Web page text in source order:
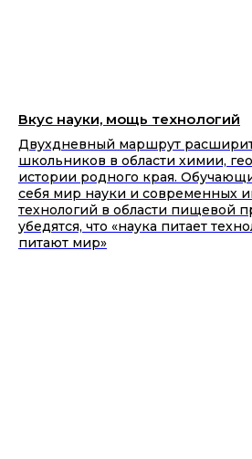
Вкус науки, мощь технологий
Двухдневный маршрут
школьников в области химии,
истории родного края.
себя мир науки и современных
технологий в области пищевой
убедятся, что «наука питает
питают мир»